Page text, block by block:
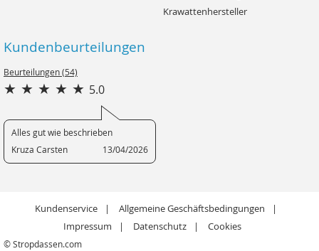
Krawattenhersteller
Kundenbeurteilungen
Beurteilungen (54)
5.0
Alles gut wie beschrieben
Kruza Carsten
13/04/2026
Kundenservice
Allgemeine Geschäftsbedingungen
Impressum
Datenschutz Cookies
© Stropdassen.com